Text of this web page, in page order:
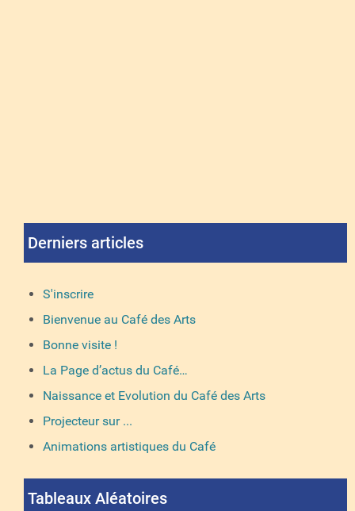
Derniers articles
S'inscrire
Bienvenue au Café des Arts
Bonne visite !
La Page d’actus du Café…
Naissance et Evolution du Café des Arts
Projecteur sur ...
Animations artistiques du Café
Tableaux Aléatoires